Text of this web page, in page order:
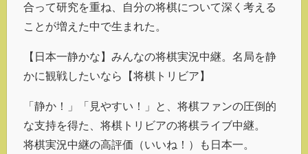
合って研究を重ね、自分の将棋について深く考える
ことが増えた中で生まれた。
【日本一静かな】みんなの将棋実況中継。名局を静
かに観戦したいなら【将棋トリビア】
「静か！」「見やすい！」と、将棋ファンの圧倒的
な支持を得た、将棋トリビアの将棋ライブ中継。
将棋実況中継の高評価（いいね！）も日本一。